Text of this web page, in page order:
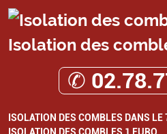
Isolation des
✆
ISOLATION DES COMBLES DANS LE
ISOLATION DES COMBLES 1 EURO